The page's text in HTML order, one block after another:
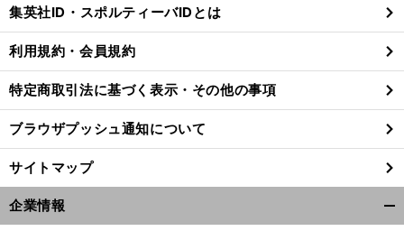
お
」 113kg
前
へ
る
集英社ID・スポルティーバIDとは
利用規約・会員規約
特定商取引法に基づく表示・その他の事項
ブラウザプッシュ通知について
サイトマップ
企業情報